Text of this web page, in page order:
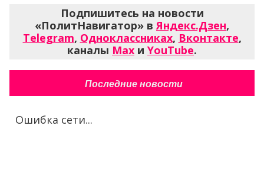
Подпишитесь на новости
«ПолитНавигатор» вЯндекс.Дзен,
Telegram, Одноклассниках, Вконтакте,
каналы Max и YouTube.
Последние новости
Ошибка сети...